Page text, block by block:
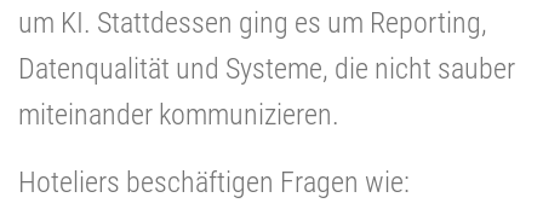
um KI. Stattdessen ging es um Reporting,
Datenqualität und Systeme, die nicht sauber
miteinander kommunizieren.
Hoteliers beschäftigen Fragen wie: